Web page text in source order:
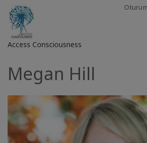
Access Consciousness
Hesabınızda
oturum
açın
Hakkında
Megan Hill